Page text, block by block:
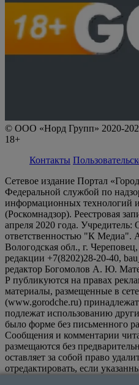
© ООО «Норд Групп» 2020-2023
18+
Контакты
Сетевое издание Портал
Федеральной службой по
информационных технологий
(Роскомнадзор). Реестровая
апреля 2020 года.
ответственностью "К Медиа".
Вологодская обл., г.
редакции +7(8202)28-20-40,
редактор Богомолов А. Ю.
Р публикуются на правах
материалы, размещенные в
(www.gorodche.ru)
подлежат использованию
было форме без письменного
Сообщения и комментарии
размещаются без
оставляет за собой право
отредактировать, если